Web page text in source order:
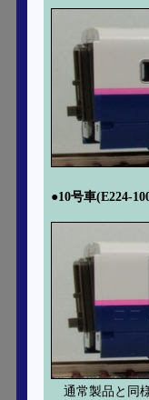
●10号車(E224-
通常製品と同